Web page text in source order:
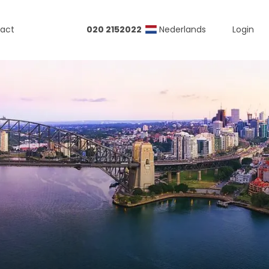
Amerika
Rica
020 2152022 Nederlands Login